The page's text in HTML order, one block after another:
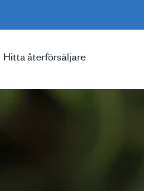
Hitta återförsäljare